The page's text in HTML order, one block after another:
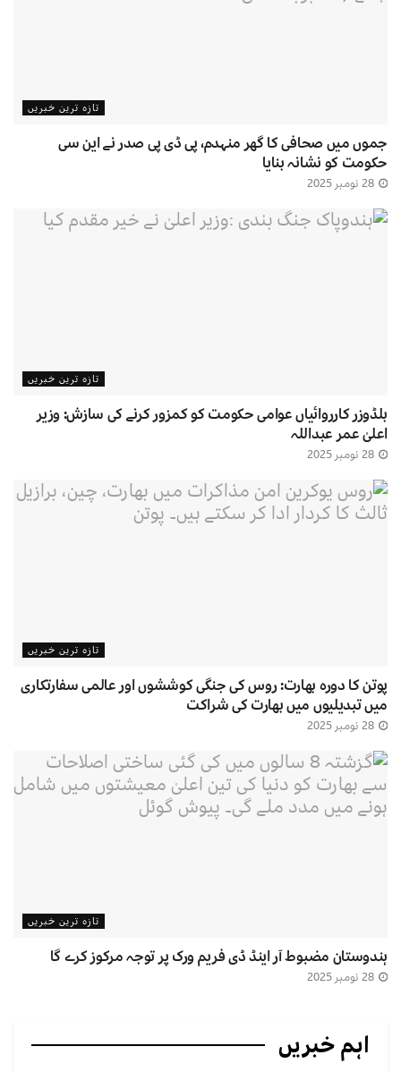
تازہ ترین خبریں
جموں میں صحافی کا گھر منہدم، پی ڈی پی صدر نے این سی
حکومت کو نشانہ بنایا
تازہ ترین خبریں
بلڈوزر کارروائیاں عوامی حکومت کو کمزور کرنے کی سازش: وزیر
اعلیٰ عمر عبداللہ
تازہ ترین خبریں
پوتن کا دورہ بھارت: روس کی جنگی کوششوں اور عالمی سفارتکاری
میں تبدیلیوں میں بھارت کی شراکت
تازہ ترین خبریں
ہندوستان مضبوط آر اینڈ ڈی فریم ورک پر توجہ مرکوز کرے گا
اہم خبریں